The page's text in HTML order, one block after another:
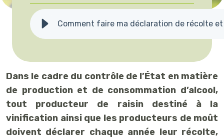
Comment faire ma déclaration de récolte
Dans le cadre du contrôle de l’État en matière
de production et de consommation d’alcool,
tout producteur de raisin destiné à la
vinification ainsi que les producteurs de moût
doivent déclarer chaque année leur récolte,